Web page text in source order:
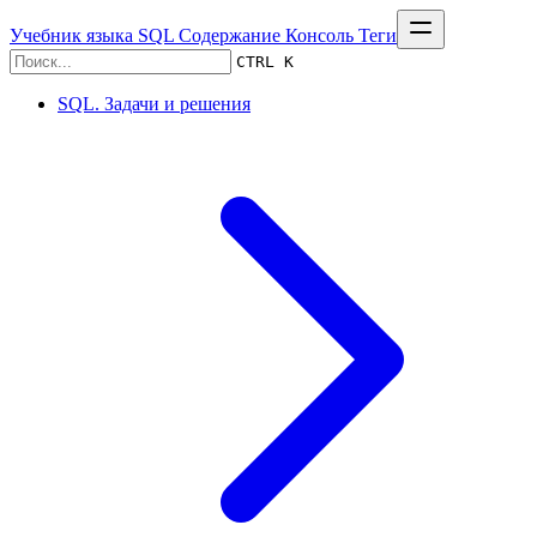
Учебник языка SQL Содержание Консоль Теги
CTRL K
SQL. Задачи и решения